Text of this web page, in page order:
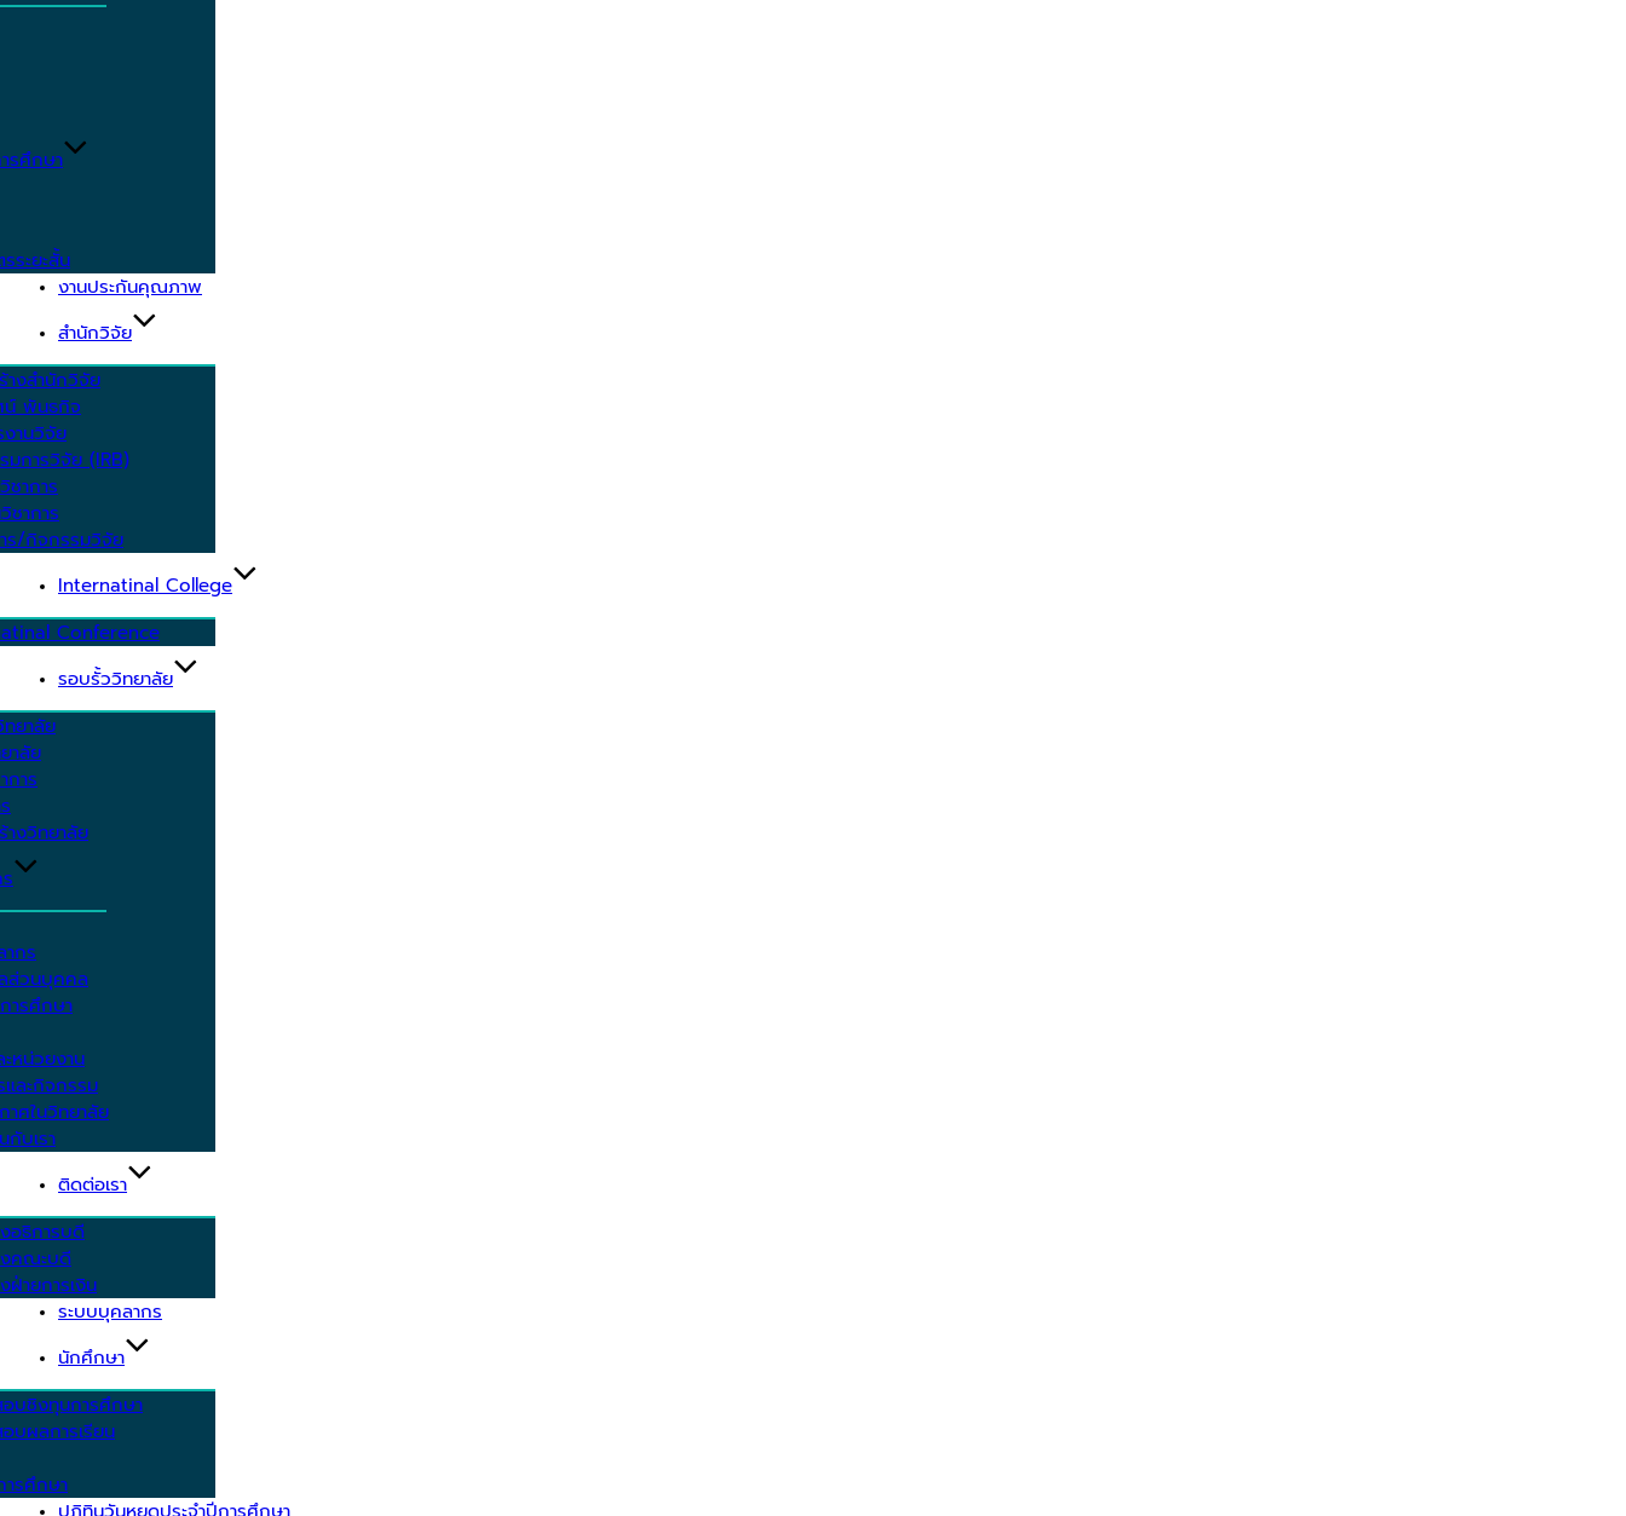
รศึกษา
ระยะสั้น
งานประกันคุณภาพ
สำนักวิจัย
างสำนักวิจัย
น์ พันธกิจ
งานวิจัย
มการวิจัย (IRB)
ชาการ
ชาการ
ร/กิจกรรมวิจัย
Internatinal College
Conference
รอบรั้ววิทยาลัย
ทยาลัย
าลัย
การ
างวิทยาลัย
กร
ส่วนบุคคล
ารศึกษา
หน่วยงาน
และกิจกรรม
าศในวิทยาลัย
กับเรา
ติดต่อเรา
อธิการบดี
คณะบดี
ฝ่ายการเงิน
ระบบบุคลากร
นักศึกษา
บชิงทุนการศึกษา
บผลการเรียน
รศึกษา